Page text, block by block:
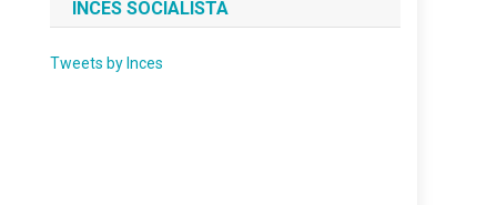
INCES SOCIALISTA
Tweets by Inces